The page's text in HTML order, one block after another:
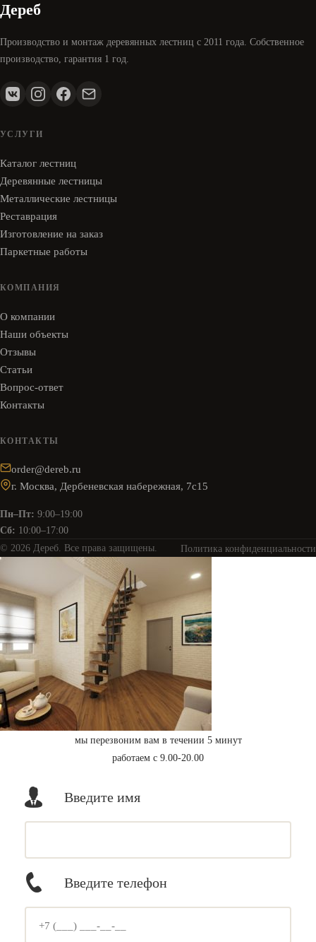
Дереб
Производство и монтаж деревянных лестниц с 2011 года. Собственное
производство, гарантия 1 год.
УСЛУГИ
Каталог лестниц
Деревянные лестницы
Металлические лестницы
Реставрация
Изготовление на заказ
Паркетные работы
КОМПАНИЯ
О компании
Наши объекты
Отзывы
Статьи
Вопрос-ответ
Контакты
КОНТАКТЫ
order@dereb.ru
г. Москва, Дербеневская набережная, 7с15
Пн–Пт: 9:00–19:00
Сб: 10:00–17:00
© 2026 Дереб. Все права защищены.
Политика конфиденциальности
мы перезвоним вам в течении 5 минут
работаем с 9.00-20.00
Введите имя
Введите телефон